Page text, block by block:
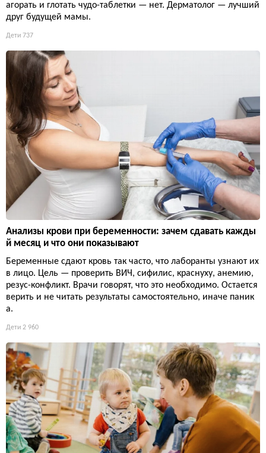
агорать и глотать чудо-таблетки — нет. Дерматолог — лучший
друг будущей мамы.
Дети 737
Анализы крови при беременности: зачем сдавать кажды
й месяц и что они показывают
Беременные сдают кровь так часто, что лаборанты узнают их
в лицо. Цель — проверить ВИЧ, сифилис, краснуху, анемию,
резус-конфликт. Врачи говорят, что это необходимо. Остается
верить и не читать результаты самостоятельно, иначе паник
а.
Дети 2 960